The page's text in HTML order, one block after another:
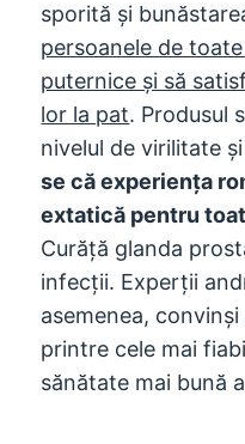
sporită și
persoanele de
puternice și să
lor la pat. Produsul
nivelul de virilitate
se că experiența
extatică pentru
Curăță glanda
infecții. Experții
asemenea,
printre cele mai
sănătate mai bună